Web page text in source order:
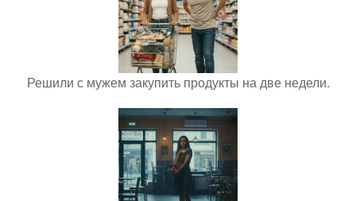
Решили с мужем закупить продукты на две недели.